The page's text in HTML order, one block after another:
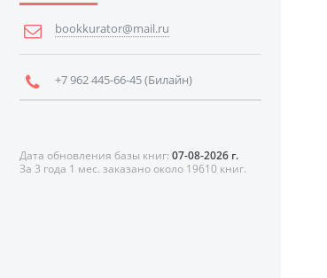
bookkurator@mail.ru
+7 962 445-66-45 (Билайн)
Дата обновления базы книг: 07-08-2026 г.
За 3 года 1 мес. заказано около 19610 книг.